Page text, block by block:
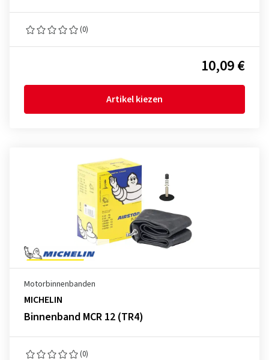
(0)
10,09 €
Artikel kiezen
Motorbinnenbanden
MICHELIN
Binnenband MCR 12 (TR4)
(0)